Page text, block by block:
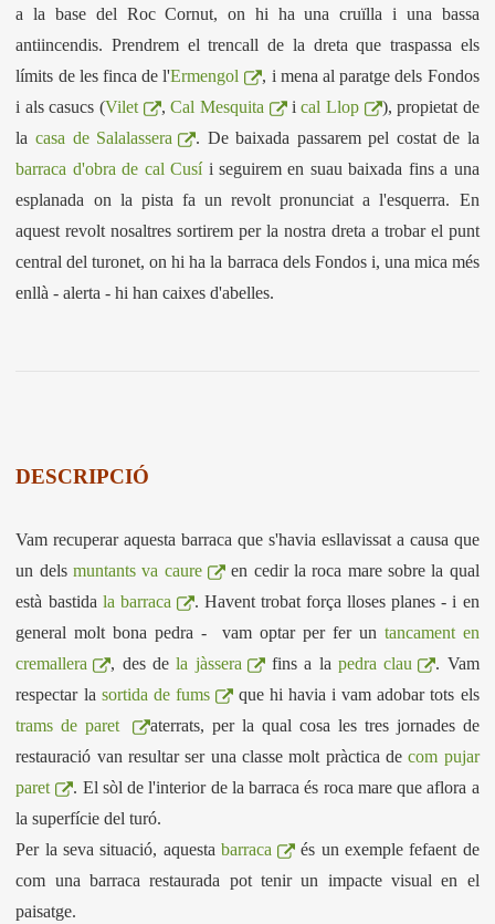
a la base del Roc Cornut, on hi ha una cruïlla i una bassa
antiincendis. Prendrem el trencall de la dreta que traspassa els
límits de les finca de l'Ermengol
, i mena al paratge dels Fondos
i als casucs (Vilet ,Cal Mesquita ical Llop
), propietat de
la casa de Salalassera
. De baixada passarem pel costat de la
barraca d'obra de cal Cusíi seguirem en suau baixada fins a una
esplanada on la pista fa un revolt pronunciat a l'esquerra. En
aquest revolt nosaltres sortirem per la nostra dreta a trobar el punt
central del turonet, on hi ha la barraca dels Fondos i, una mica més
enllà - alerta - hi han caixes d'abelles.
DESCRIPCIÓ
Vam recuperar aquesta barraca que s'havia esllavissat a causa que
un delsmuntants va caure
en cedir la roca mare sobre la qual
està bastida la barraca
. Havent trobat força lloses planes - i en
general molt bona pedra - vam optar per fer un tancament en
cremallera
, des dela jàssera fins a la pedra clau
. Vam
respectar la sortida de fums
que hi havia i vam adobar tots els
trams de paret
aterrats, per la qual cosa les tres jornades de
restauració van resultar ser una classe molt pràctica decom pujar
paret
. El sòl de l'interior de la barraca és roca mare que aflora a
la superfície del turó.
Per la seva situació, aquesta barraca
és un exemple fefaent de
com una barraca restaurada pot tenir un impacte visual en el
paisatge.